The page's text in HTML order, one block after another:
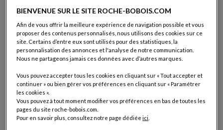
ROCHE BOBOIS
Vous souhaitez être guidé dans le choix de vos meubles, dans la
décoration de votre intérieur ou dans la réalisation d'un projet.
Nos conseillers décorateurs sont à votre disposition.
Pour leur permettre de vous réserver le meilleur accueil,
VOTRE MAGASIN: CHENGDU
1116-1117, 1st Floor, Fusen Noble House
No. 18, Shenghe 2nd Road
BIENVENUE SUR LE SITE ROCHE-BOBOIS.COM
Afin de vous offrir la meilleure expérience de navigation possible et vous
proposer des contenus personnalisés, nous utilisons des cookies sur ce
site. Certains d’entre eux sont utilisés pour des statistiques, la
personnalisation des annonces et l'analyse de notre communication.
Nous ne partageons jamais ces données avec d’autres marques.
Vous pouvez accepter tous les cookies en cliquant sur « Tout accepter et
continuer » ou bien gérer vos préférences en cliquant sur « Paramétrer
les cookies ».
Vous pouvez à tout moment modifier vos préférences en bas de toutes les
pages du site roche-bobois.com.
Pour en savoir plus, consultez notre page dédiéeici.